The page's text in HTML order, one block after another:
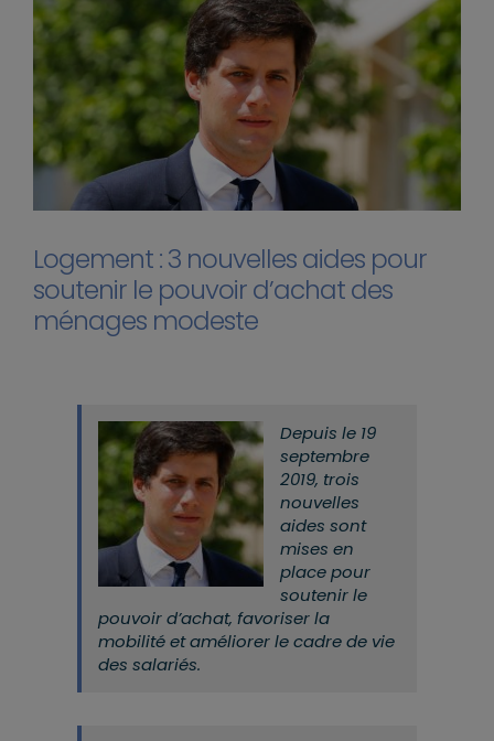
Logement : 3 nouvelles aides pour
soutenir le pouvoir d’achat des
ménages modeste
Depuis le 19
septembre
2019, trois
nouvelles
aides sont
mises en
place pour
soutenir le
pouvoir d’achat, favoriser la
mobilité et améliorer le cadre de vie
des salariés.